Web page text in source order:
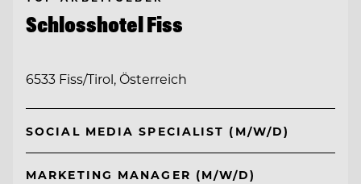
Schlosshotel Fiss
6533 Fiss/Tirol, Österreich
SOCIAL MEDIA SPECIALIST (M/W/D)
MARKETING MANAGER (M/W/D)